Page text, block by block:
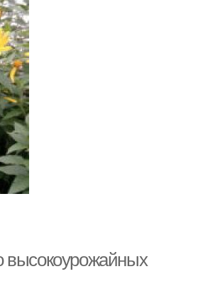
высокоурожайных